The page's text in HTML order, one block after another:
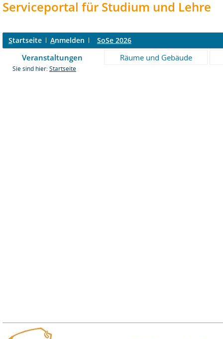
Serviceportal für Studium und Lehre
Startseite Anmelden SoSe 2026
Veranstaltungen Räume und Gebäude
Sie sind hier: Startseite